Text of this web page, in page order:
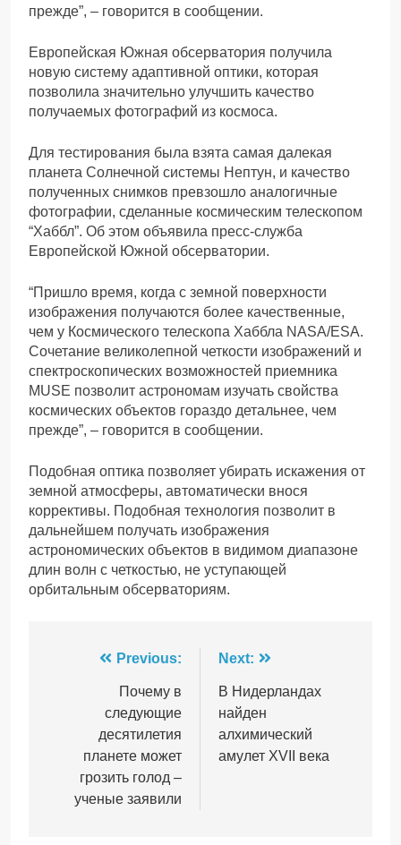
прежде”, – говорится в сообщении.
Европейская Южная обсерватория получила
новую систему адаптивной оптики, которая
позволила значительно улучшить качество
получаемых фотографий из космоса.
Для тестирования была взята самая далекая
планета Солнечной системы Нептун, и качество
полученных снимков превзошло аналогичные
фотографии, сделанные космическим телескопом
“Хаббл”. Об этом объявила пресс-служба
Европейской Южной обсерватории.
“Пришло время, когда с земной поверхности
изображения получаются более качественные,
чем у Космического телескопа Хаббла NASA/ESA.
Сочетание великолепной четкости изображений и
спектроскопических возможностей приемника
MUSE позволит астрономам изучать свойства
космических объектов гораздо детальнее, чем
прежде”, – говорится в сообщении.
Подобная оптика позволяет убирать искажения от
земной атмосферы, автоматически внося
коррективы. Подобная технология позволит в
дальнейшем получать изображения
астрономических объектов в видимом диапазоне
длин волн с четкостью, не уступающей
орбитальным обсерваториям.
Навігація
записів
Previous:
Почему в
следующие
десятилетия
планете может
грозить голод –
ученые заявили
Next:
В Нидерландах
найден
алхимический
амулет XVII века